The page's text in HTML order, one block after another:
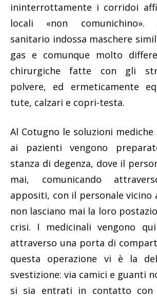
ininterrottamente i corridoi
locali «non comunichino».
sanitario indossa maschere
gas e comunque molto
chirurgiche fatte con gli
polvere, ed ermeticamente
tute, calzari e copri-testa.
Al Cotugno le soluzioni
ai pazienti vengono
stanza di degenza, dove il
mai, comunicando
appositi, con il personale vicino
non lasciano mai la loro
crisi. I medicinali vengono
attraverso una porta di
questa operazione vi è la
svestizione: via camici e guanti
si sia entrati in contatto con